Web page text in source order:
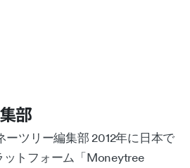
部
ーツリー編集部 2012年に日本で
トフォーム「Moneytree